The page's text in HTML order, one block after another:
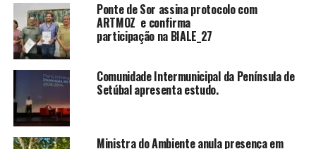
Ponte de Sor assina protocolo com
ARTMOZ e confirma
participação na BIALE_27
Comunidade Intermunicipal da Península de
Setúbal apresenta estudo.
Ministra do Ambiente anula presença em